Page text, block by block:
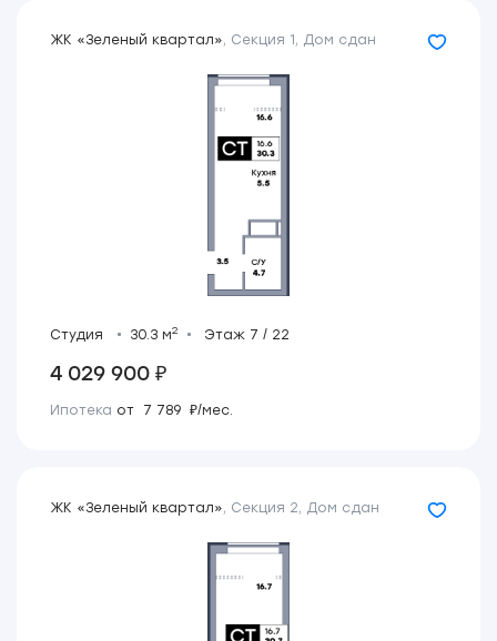
ЖК «Зеленый квартал», Секция 1, Дом сдан
Студия 30.3 м2 Этаж 7 / 22
4 029 900 ₽
Ипотека от 7 789 ₽/мес.
ЖК «Зеленый квартал», Секция 2, Дом сдан